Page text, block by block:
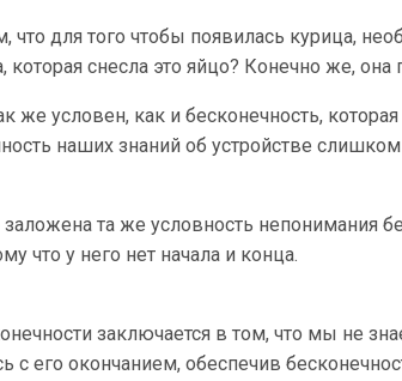
для того чтобы появилась курица,
которая снесла это яйцо? Конечно же, она
же условен, как и бесконечность, которая
наших знаний об устройстве
та же условность непонимания
что у него нет начала и конца.
заключается в том, что мы не
с его окончанием, обеспечив